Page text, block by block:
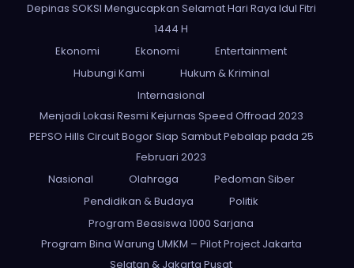
Depinas SOKSI Mengucapkan Selamat Hari Raya Idul Fitri
1444 H
Ekonomi
Ekonomi
Entertainment
Hubungi Kami
Hukum & Kriminal
Internasional
Menjadi Lokasi Resmi Kejurnas Speed Offroad 2023
PEPSO Hills Circuit Bogor Siap Sambut Pebalap pada 25
Februari 2023
Nasional
Olahraga
Pedoman Siber
Pendidikan & Budaya
Politik
Program Beasiswa 1000 Sarjana
Program Bina Warung UMKM – Pilot Project Jakarta
Selatan & Jakarta Pusat